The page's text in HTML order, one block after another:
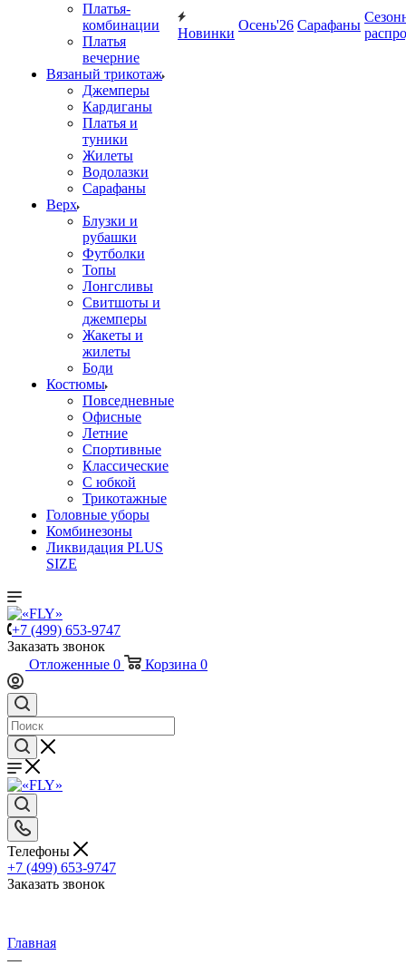
Платья-
комбинации
Платья
вечерние
Вязаный трикотаж
Джемперы
Кардиганы
Платья и
туники
Жилеты
Водолазки
Сарафаны
Верх
Блузки и
рубашки
Футболки
Топы
Лонгсливы
Свитшоты и
джемперы
Жакеты и
жилеты
Боди
Костюмы
Повседневные
Офисные
Летние
Спортивные
Классические
С юбкой
Трикотажные
Головные уборы
Комбинезоны
Ликвидация PLUS
SIZE
Новинки
Осень'26 Сарафаны
+7 (499) 653-9747
Заказать звонок
Отложенные 0 Корзина 0
Телефоны
+7 (499) 653-9747
Заказать звонок
Главная
—